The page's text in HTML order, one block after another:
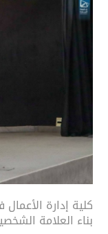
كلية إدارة
بناء العلامة